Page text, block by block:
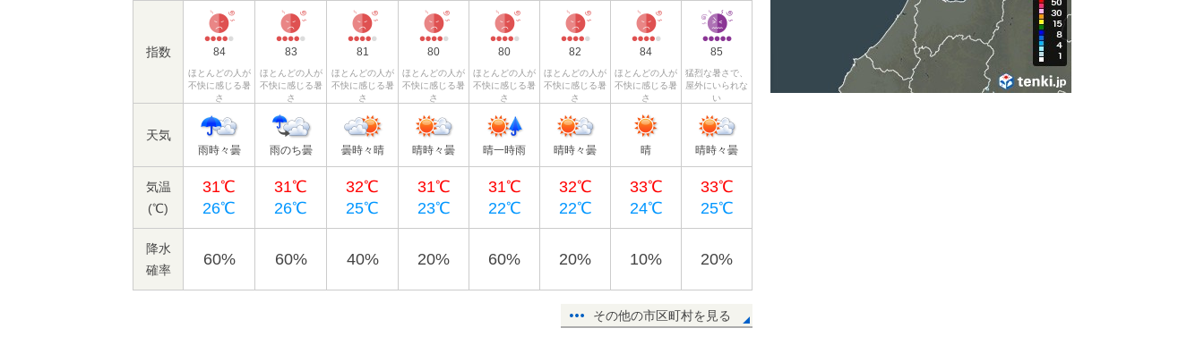
指数 84
ほとんどの人が
不快に感じる暑
さ
83
ほとんどの人が
不快に感じる暑
さ
81
ほとんどの人が
不快に感じる暑
さ
80
ほとんどの人が
不快に感じる暑
さ
80
ほとんどの人が
不快に感じる暑
さ
82
ほとんどの人が
不快に感じる暑
さ
84
ほとんどの人が
不快に感じる暑
さ
85
猛烈な暑さで、
屋外にいられな
い
天気
雨時々曇 雨のち曇 曇時々晴 晴時々曇 晴一時雨 晴時々曇 晴 晴時々曇
気温
(℃)
31℃
26℃
31℃
26℃
32℃
25℃
31℃
23℃
31℃
22℃
32℃
22℃
33℃
24℃
33℃
25℃
降水
確率
60% 60% 40% 20% 60% 20% 10% 20%
その他の市区町村を見る